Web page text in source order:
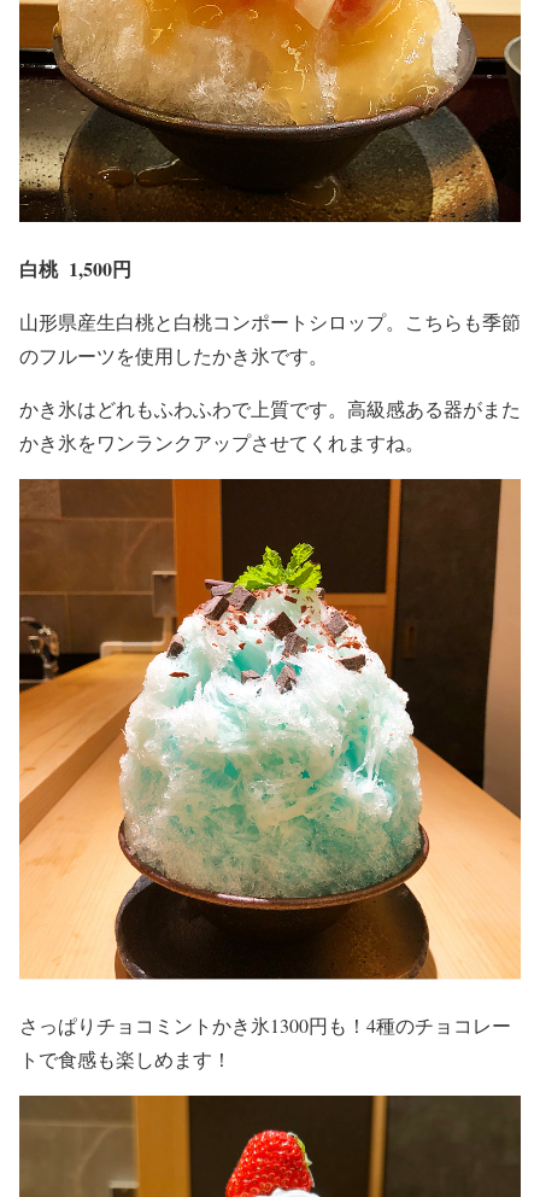
白桃1,500円
山形県産生白桃と白桃コンポートシロップ。こちらも季節
のフルーツを使用したかき氷です。
かき氷はどれもふわふわで上質です。高級感ある器がまた
かき氷をワンランクアップさせてくれますね。
さっぱりチョコミントかき氷1300円も！4種のチョコレー
トで食感も楽しめます！